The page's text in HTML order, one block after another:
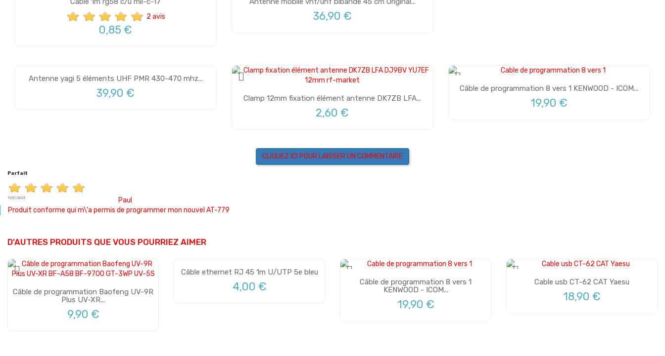
2 avis
0,85 €
36,90 €
Antenne yagi 5 éléments UHF PMR 430-470 mhz...
39,90 € Clamp 12mm fixation élément antenne DK7ZB LFA...
2,60 €
Câble de programmation 8 vers 1 KENWOOD - ICOM...
19,90 €
CLIQUEZ ICI POUR LAISSER UN COMMENTAIRE
Parfait
11/07/2023
Paul
Produit conforme qui m\'a permis de programmer mon nouvel AT-779
D'AUTRES PRODUITS QUE VOUS POURRIEZ AIMER
Câble de programmation Baofeng UV-9R
Plus UV-XR...
9,90 €
Câble ethernet RJ 45 1m U/UTP 5e bleu
4,00 €
Câble de programmation 8 vers 1
KENWOOD - ICOM...
19,90 €
Cable usb CT-62 CAT Yaesu
18,90 €